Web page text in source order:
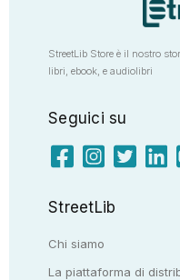
StreetLib Store è il nostro
libri, ebook, e audiolibri
Seguici su
StreetLib
Chi siamo
La piattaforma di